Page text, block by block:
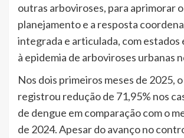
outras arboviroses, para aprimorar o
planejamento e a resposta
integrada e articulada, com estados
à epidemia de arboviroses urbanas
Nos dois primeiros meses de 2025,
registrou redução de 71,95% nos
de dengue em comparação com o
de 2024. Apesar do avanço no